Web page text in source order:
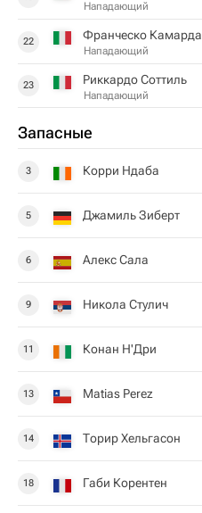
Нападающий
22 Франческо Камарда
Нападающий
23 Риккардо Соттиль
Нападающий
Запасные
3 Корри Ндаба
5 Джамиль Зиберт
6 Алекс Сала
9 Никола Стулич
11 Конан Н'Дри
13 Matias Perez
14 Торир Хельгасон
18 Габи Корентен